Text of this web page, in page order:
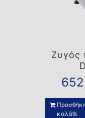
Ζυγός
καλάθι